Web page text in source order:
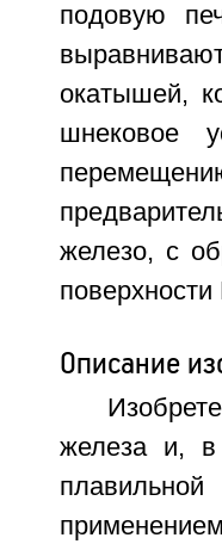
подовую
окатышей,
шнековое
железо, с
поверхности
Описание
железа и, в